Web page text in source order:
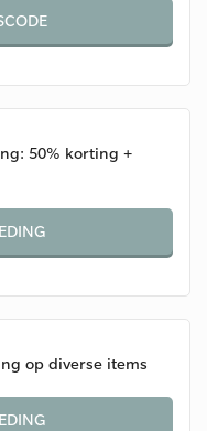
50% korting +
op diverse items